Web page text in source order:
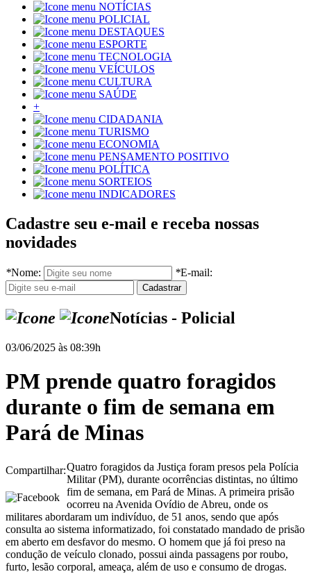
NOTÍCIAS
POLICIAL
DESTAQUES
ESPORTE
TECNOLOGIA
VEÍCULOS
CULTURA
SAÚDE
+
CIDADANIA
TURISMO
ECONOMIA
PENSAMENTO POSITIVO
POLÍTICA
SORTEIOS
INDICADORES
Cadastre seu e-mail e receba nossas
novidades
*Nome: *E-mail:
Notícias - Policial
03/06/2025 às 08:39h
PM prende quatro foragidos
durante o fim de semana em
Pará de Minas
Compartilhar:Quatro foragidos da Justiça foram presos pela Polícia
Militar (PM), durante ocorrências distintas, no último
fim de semana, em Pará de Minas. A primeira prisão
ocorreu na Avenida Ovídio de Abreu, onde os
militares abordaram um indivíduo, de 51 anos, sendo que após
consulta ao sistema informatizado, foi constatado mandado de prisão
em aberto em desfavor do mesmo. O homem que já foi preso na
condução de veículo clonado, possui ainda passagens por roubo,
furto, lesão corporal, ameaça, além de uso e consumo de drogas.